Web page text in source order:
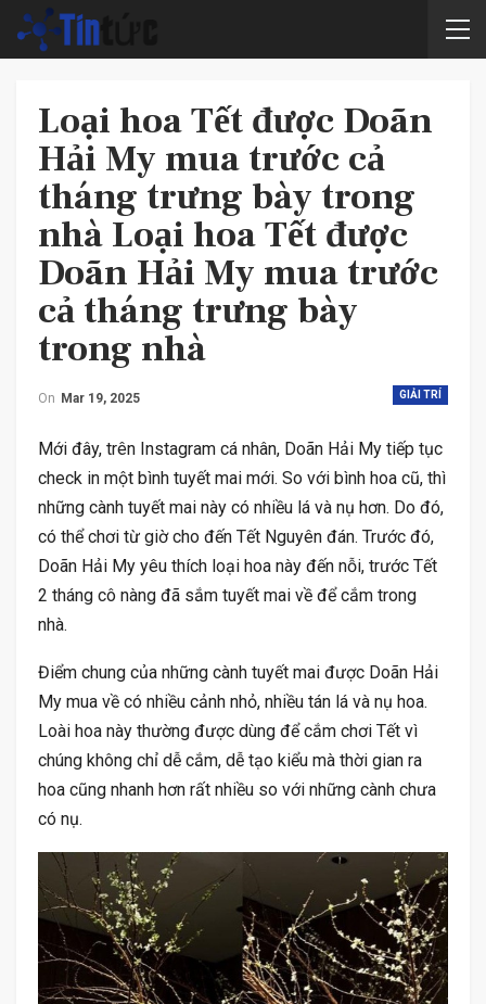
Loại hoa Tết được Doãn
Hải My mua trước cả
tháng trưng bày trong
nhà Loại hoa Tết được
Doãn Hải My mua trước
cả tháng trưng bày
trong nhà
GIẢI TRÍ
On Mar 19, 2025
Mới đây, trên Instagram cá nhân, Doãn Hải My tiếp tục
check in một bình tuyết mai mới. So với bình hoa cũ, thì
những cành tuyết mai này có nhiều lá và nụ hơn. Do đó,
có thể chơi từ giờ cho đến Tết Nguyên đán. Trước đó,
Doãn Hải My yêu thích loại hoa này đến nỗi, trước Tết
2 tháng cô nàng đã sắm tuyết mai về để cắm trong
nhà.
Điểm chung của những cành tuyết mai được Doãn Hải
My mua về có nhiều cảnh nhỏ, nhiều tán lá và nụ hoa.
Loài hoa này thường được dùng để cắm chơi Tết vì
chúng không chỉ dễ cắm, dễ tạo kiểu mà thời gian ra
hoa cũng nhanh hơn rất nhiều so với những cành chưa
có nụ.